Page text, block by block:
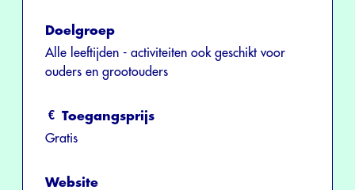
Doelgroep
Alle leeftijden - activiteiten ook geschikt voor
ouders en grootouders
Toegangsprijs
Gratis
Website